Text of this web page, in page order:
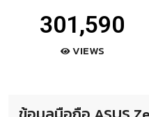
301,590
VIEWS